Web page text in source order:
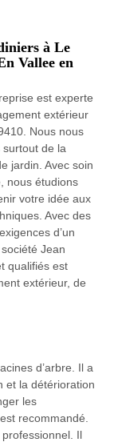
à Le
Vallee en
est experte
extérieur
Nous nous
de la
jardin. Avec soin
nous étudions
votre idée aux
Avec des
d’un
Jean
qualifiés est
extérieur, de
d’arbre. Il a
et la détérioration
les
recommandé.
professionnel. Il